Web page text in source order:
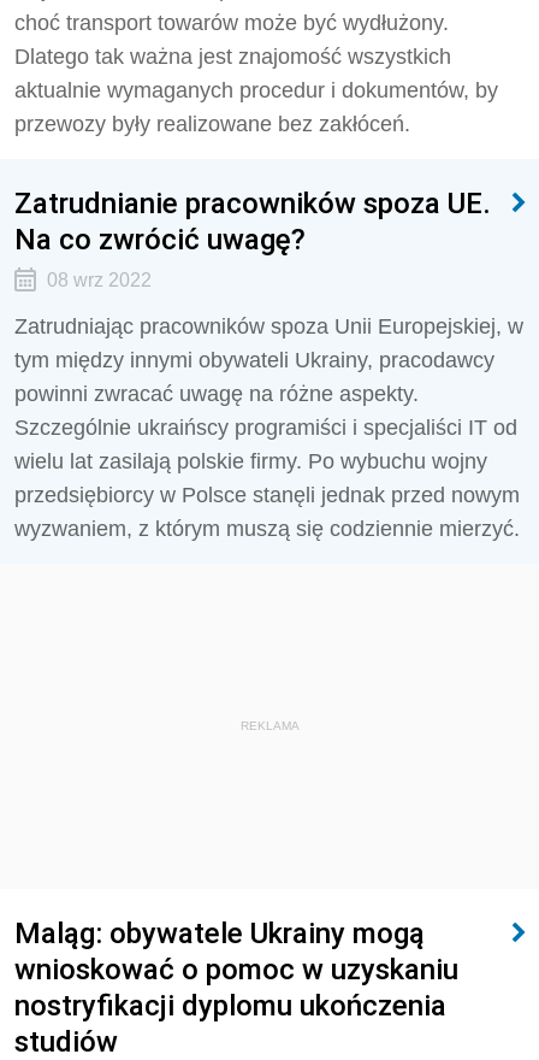
choć transport towarów może być wydłużony.
Dlatego tak ważna jest znajomość wszystkich
aktualnie wymaganych procedur i dokumentów, by
przewozy były realizowane bez zakłóceń.
Zatrudnianie pracowników spoza UE.
Na co zwrócić uwagę?
08 wrz 2022
Zatrudniając pracowników spoza Unii Europejskiej, w
tym między innymi obywateli Ukrainy, pracodawcy
powinni zwracać uwagę na różne aspekty.
Szczególnie ukraińscy programiści i specjaliści IT od
wielu lat zasilają polskie firmy. Po wybuchu wojny
przedsiębiorcy w Polsce stanęli jednak przed nowym
wyzwaniem, z którym muszą się codziennie mierzyć.
REKLAMA
Maląg: obywatele Ukrainy mogą
wnioskować o pomoc w uzyskaniu
nostryfikacji dyplomu ukończenia
studiów